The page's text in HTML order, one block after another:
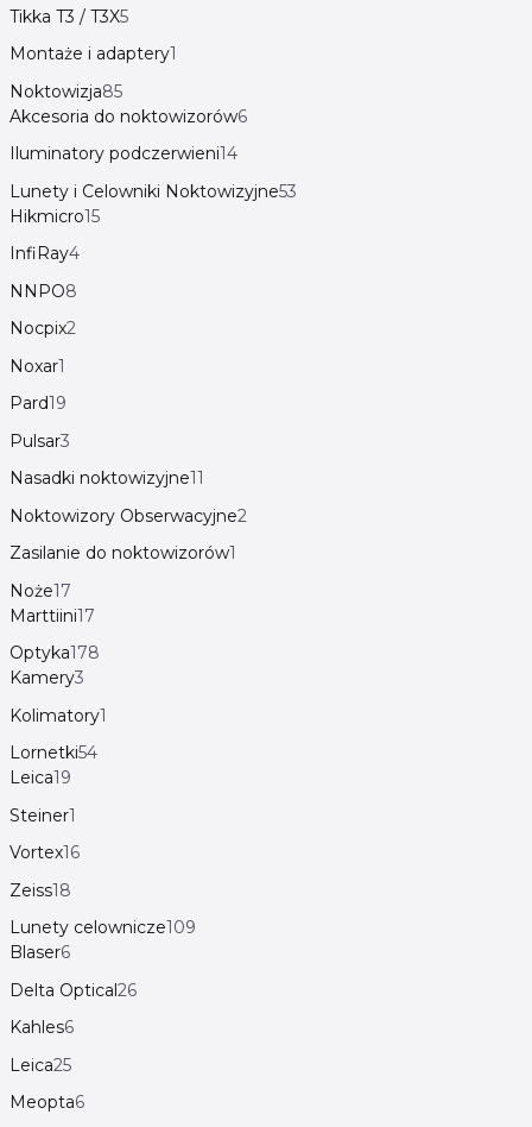
Tikka T3 / T3X5
Montaże i adaptery1
Noktowizja85
Akcesoria do noktowizorów6
Iluminatory podczerwieni14
Lunety i Celowniki Noktowizyjne53
Hikmicro15
InfiRay4
NNPO8
Nocpix2
Noxar1
Pard19
Pulsar3
Nasadki noktowizyjne11
Noktowizory Obserwacyjne2
Zasilanie do noktowizorów1
Noże17
Marttiini17
Optyka178
Kamery3
Kolimatory1
Lornetki54
Leica19
Steiner1
Vortex16
Zeiss18
Lunety celownicze109
Blaser6
Delta Optical26
Kahles6
Leica25
Meopta6